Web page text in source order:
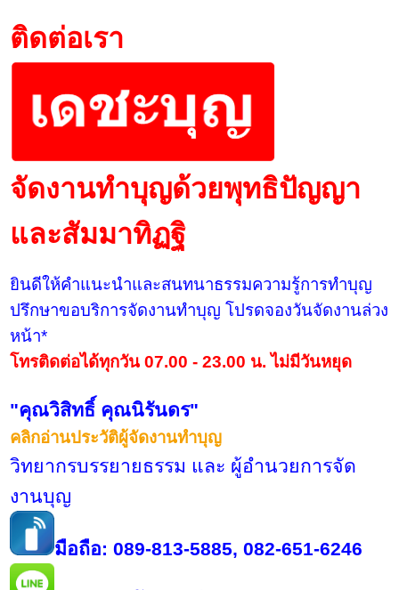
ติดต่อเรา
จัดงานทำบุญด้วยพุทธิปัญญา
และสัมมาทิฏฐิ
ยินดีให้คำแนะนำและสนทนาธรรมความรู้การทำบุญ
ปรึกษาขอบริการจัดงานทำบุญ โปรดจองวันจัดงานล่วง
หน้า*
โทรติดต่อได้ทุกวัน 07.00 - 23.00 น. ไม่มีวันหยุด
"คุณวิสิทธิ์ คุณนิรันดร"
คลิกอ่านประวัติผู้จัดงานทำบุญ
วิทยากรบรรยายธรรม และ ผู้อำนวยการจัด
งานบุญ
มือถือ: 089-813-5885, 082-651-6246